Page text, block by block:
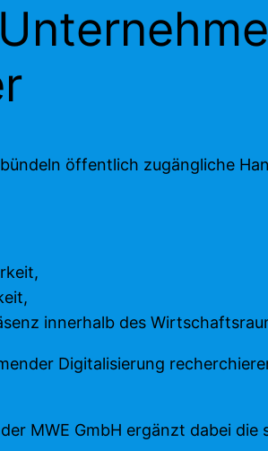
öffentlich zugängliche
innerhalb des
Digitalisierung
MWE GmbH ergänzt dabei